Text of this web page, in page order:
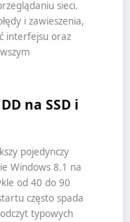
sieci.
i zawieszenia,
interfejsu oraz
na SSD i
pojedynczy
Windows 8.1 na
od 40 do 90
często spada
typowych